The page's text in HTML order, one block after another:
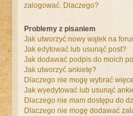
zalogować. Dlaczego?
Problemy z pisaniem
Jak utworzyć nowy wątek na
Jak edytować lub usunąć post?
Jak dodawać podpis do moich
Jak utworzyć ankietę?
Dlaczego nie mogę wybrać
Jak wyedytować lub usunąć
Dlaczego nie mam dostępu do
Dlaczego nie mogę dodawać